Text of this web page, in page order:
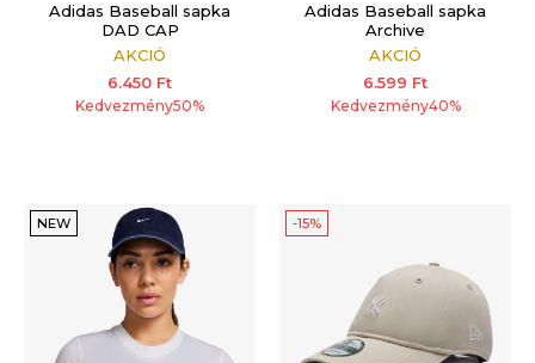
Adidas Baseball sapka
DAD CAP
AKCIÓ
6.450 Ft
Kedvezmény50%
Adidas Baseball sapka
Archive
AKCIÓ
6.599 Ft
Kedvezmény40%
NEW -15%